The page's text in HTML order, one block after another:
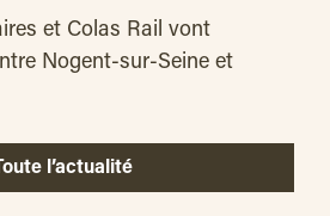
et Colas Rail vont
Nogent-sur-Seine et
Toute l’actualité